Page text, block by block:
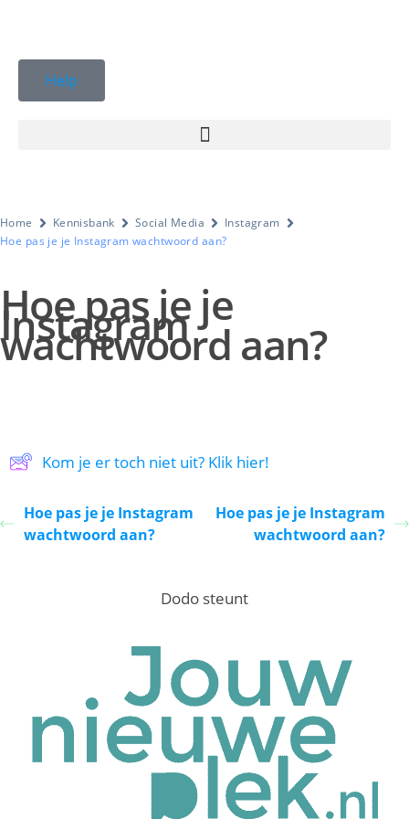
Help
Home Kennisbank Social Media
Instagram
Hoe pas je je Instagram wachtwoord aan?
Hoe pas je je
Instagram
wachtwoord aan?
Kom je er toch niet uit? Klik hier!
Hoe pas je je Instagram
wachtwoord aan?
Hoe pas je je Instagram
wachtwoord aan?
Dodo steunt